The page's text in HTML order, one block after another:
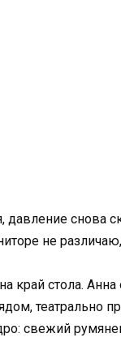
снова
не
край стола. Анна
театрально
свежий